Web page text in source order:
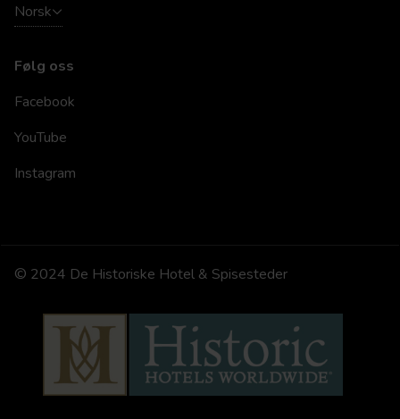
Norsk
Følg oss
Facebook
YouTube
Instagram
© 2024 De Historiske Hotel & Spisesteder